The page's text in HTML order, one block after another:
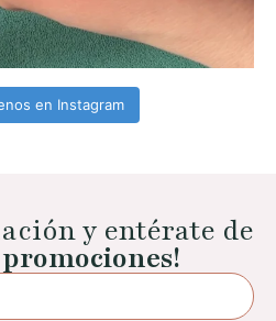
en Instagram
y entérate de